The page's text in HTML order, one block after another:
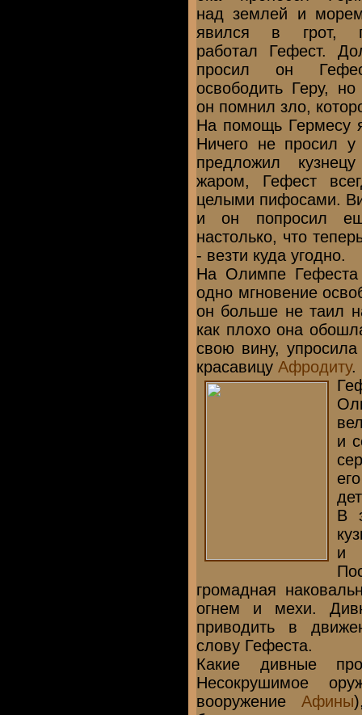
над землей и
явился в грот,
работал Гефест.
просил он
освободить Геру, но
он помнил зло,
На помощь Гермесу
Ничего не просил
предложил
жаром, Гефест
целыми пифосами.
и он попросил
настолько, что
- везти куда угодно.
На Олимпе
одно мгновение
он больше не таил
как плохо она
свою вину,
красавицу Афродиту.
и
В
и
громадная
огнем и мехи.
приводить в
слову Гефеста.
Какие дивные
Несокрушимое
вооружениеАфины